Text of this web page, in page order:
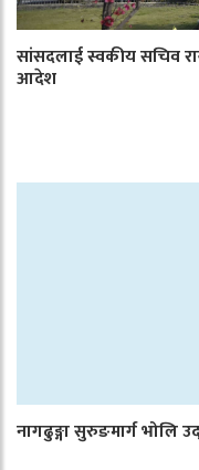
सांसदलाई स्वकीय सचिव
आदेश
नागढुङ्गा सुरुङमार्ग भोलि